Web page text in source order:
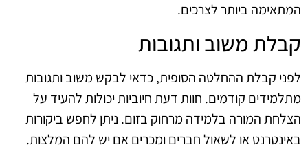
המתאימה ביותר לצרכים.
קבלת משוב ותגובות
לפני קבלת ההחלטה הסופית, כדאי לבקש משוב ותגובות
מתלמידים קודמים. חוות דעת חיוביות יכולות להעיד על
הצלחת המורה בלמידה מרחוק בזום. ניתן לחפש ביקורות
באינטרנט או לשאול חברים ומכרים אם יש להם המלצות.